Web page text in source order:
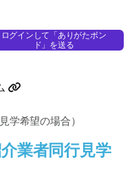
ログインして「ありがたボン
ド」を送る
学希望の場合）
業者同行見学